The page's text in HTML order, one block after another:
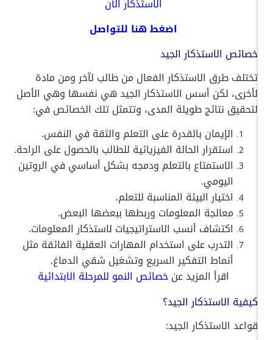
الاستذكار الآن
اضغط هنا للتواصل
خصائص الاستذكار الجيد
تختلف طرق الاستذكار الفعال من طالب لآخر ومن مادة
لأخرى، لكن أسس الاستذكار الجيد هي نفسها وهي الأصل
لتحقيق نتائج طويلة المدى، وتتمثل تلك الخصائص في:
الإيمان بالقدرة على التعلم والثقة في النفس.
استقرار الحالة الفيزيائية للطالب بالحصول على الراحة.
الاستمتاع بالتعلم ودمجه بشكل أساسي في الروتين
اليومي.
اختيار البيئة المناسبة للتعلم.
معالجة المعلومات وربطها ببعضها البعض.
اكتشاف أنسب الاستراتيجيات لاستذكار المعلومات.
التدرب على استخدام المهارات العقلية الفائقة مثل
أنماط التفكير السريع وتشغيل شقي الدماغ.
اقرأ المزيد عنخصائص النمو للمرحلة الابتدائية
كيفية الاستذكار الجيد؟
قواعد الاستذكار الجيد: